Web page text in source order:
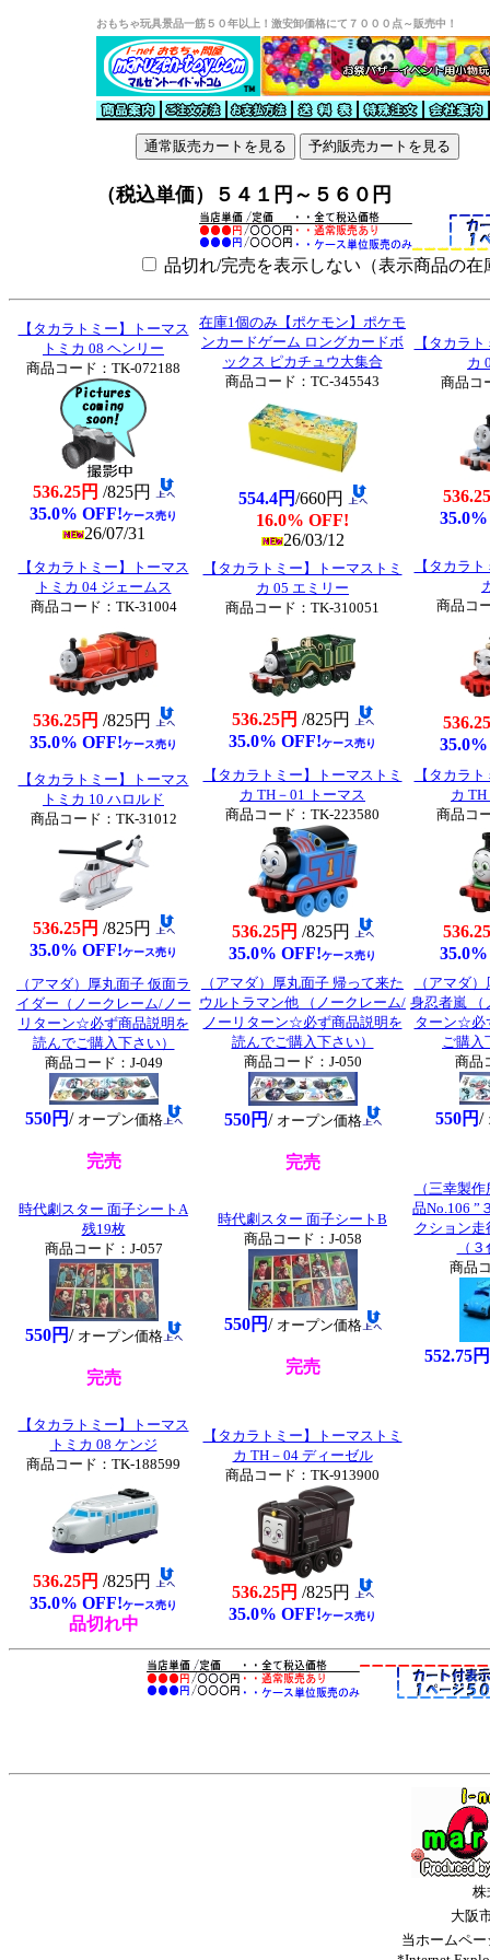
おもちゃ玩具景品一筋５０年以上！激安卸価格にて７０００点～販売中！
（税込単価）５４１円～５６０円
品切れ/完売を表示しない（表示商品の
【タカラトミー】トーマス
トミカ 08 ヘンリー
商品コード：TK-072188
536.25円 /825円
35.0% OFF!ケース売り
26/07/31
在庫1個のみ【ポケモン】ポケモ
ンカードゲーム ロングカードボ
ックス ピカチュウ大集合
商品コード：TC-345543
554.4円/660円
16.0% OFF!
26/03/12
【タカラ
カ
商品コ
【タカラトミー】トーマス
トミカ 04 ジェームス
商品コード：TK-31004
536.25円 /825円
35.0% OFF!ケース売り
【タカラトミー】トーマストミ
カ 05 エミリー
商品コード：TK-310051
536.25円 /825円
35.0% OFF!ケース売り
【タカラ
商品コ
【タカラトミー】トーマス
トミカ 10 ハロルド
商品コード：TK-31012
536.25円 /825円
35.0% OFF!ケース売り
【タカラトミー】トーマストミ
カ TH－01 トーマス
商品コード：TK-223580
536.25円 /825円
35.0% OFF!ケース売り
【タカラ
カ
商品コ
（アマダ）厚丸面子 仮面ラ
イダー（ノークレーム/ノー
リターン☆必ず商品説明を
読んでご購入下さい）
商品コード：J-049
550円/ オープン価格
完売
（アマダ）厚丸面子 帰って来た
ウルトラマン他 （ノークレーム/
ノーリターン☆必ず商品説明を
読んでご購入下さい）
商品コード：J-050
550円/ オープン価格
完売
（アマダ
身忍者嵐 （
ターン☆必
ご購入
商品
550円/
時代劇スター 面子シートA
残19枚
商品コード：J-057
550円/ オープン価格
完売
時代劇スター 面子シートB
商品コード：J-058
550円/ オープン価格
完売
（三幸製
品No.106 ”
クション
（
商品
552.75円
【タカラトミー】トーマス
トミカ 08 ケンジ
商品コード：TK-188599
536.25円 /825円
35.0% OFF!ケース売り
品切れ中
【タカラトミー】トーマストミ
カ TH－04 ディーゼル
商品コード：TK-913900
536.25円 /825円
35.0% OFF!ケース売り
大阪
当ホームペ